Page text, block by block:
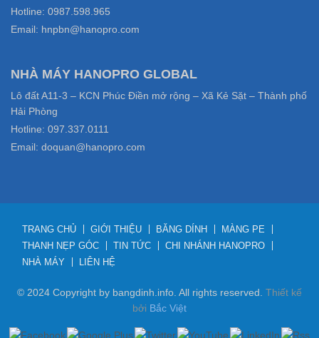
Hotline: 0987.598.965
Email: hnpbn@hanopro.com
NHÀ MÁY HANOPRO GLOBAL
Lô đất A11-3 – KCN Phúc Điền mở rộng – Xã Kẻ Sặt – Thành phố
Hải Phòng
Hotline: 097.337.0111
Email: doquan@hanopro.com
TRANG CHỦ GIỚI THIỆU BĂNG DÍNH
MÀNG PE
THANH NẸP GÓC
TIN TỨC
CHI NHÁNH HANOPRO
NHÀ MÁY
LIÊN HỆ
© 2024 Copyright by bangdinh.info. All rights reserved. Thiết kế
bởi Bắc Việt